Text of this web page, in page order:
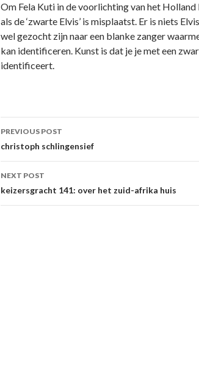
Om Fela Kuti in de voorlichting van het Holland
als de ‘zwarte Elvis’ is misplaatst. Er is niets
wel gezocht zijn naar een blanke zanger
kan identificeren. Kunst is dat je je met een
identificeert.
Post
navigation
PREVIOUS POST
christoph schlingensief
NEXT POST
keizersgracht 141: over het zuid-afrika huis